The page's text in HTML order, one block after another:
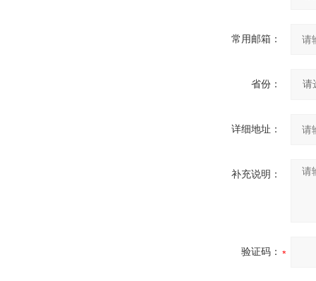
常用邮箱：
省份：
详细地址：
补充说明：
验证码：